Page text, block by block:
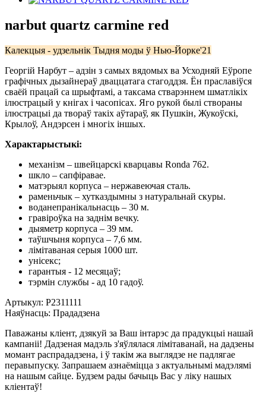
narbut quartz carmine red
Калекцыя - удзельнік Тыдня моды ў Нью-Йорке'21
Георгій Нарбут – адзін з самых вядомых ва Усходняй Еўропе
графічных дызайнераў дваццатага стагоддзя. Ён праславіўся
сваёй працай са шрыфтамі, а таксама стварэннем шматлікіх
ілюстрацый у кнігах і часопісах. Яго рукой былі створаны
ілюстрацыі да твораў такіх аўтараў, як Пушкін, Жукоўскі,
Крылоў, Андэрсен і многіх іншых.
Характарыстыкі:
механізм – швейцарскі кварцавы Ronda 762.
шкло – сапфіравае.
матэрыял корпуса – нержавеючая сталь.
раменьчык – хутказдымны з натуральнай скуры.
воданепранікальнасць – 30 м.
гравіроўка на заднім вечку.
дыяметр корпуса – 39 мм.
таўшчыня корпуса – 7,6 мм.
лімітаваная серыя 1000 шт.
унісекс;
гарантыя - 12 месяцаў;
тэрмін службы - ад 10 гадоў.
Артыкул: P2311111
Наяўнасць: Прададзена
Паважаны кліент, дзякуй за Ваш інтарэс да прадукцыі нашай
кампаніі! Дадзеная мадэль з'яўлялася лімітаванай, на дадзены
момант распрададзена, і ў такім жа выглядзе не падлягае
перавыпуску. Запрашаем азнаёміцца ​​з актуальнымі мадэлямі
на нашым сайце. Будзем рады бачыць Вас у ліку нашых
кліентаў!